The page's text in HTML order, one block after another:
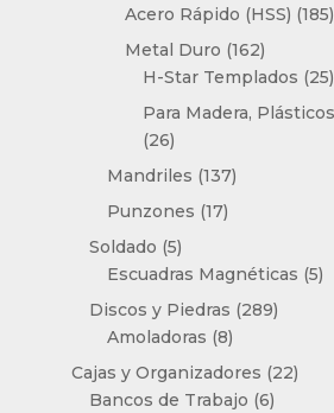
productos
Acero Rápido (HSS) 185
Metal Duro 162162
H-Star Templados 25
Para Madera,
2626
productos
Mandriles 137137
Punzones 1717
Soldado 55
productos
Escuadras Magnéticas 55
Discos y Piedras 289289
Amoladoras 88
productos
Cajas y Organizadores 2222
Bancos de Trabajo 66